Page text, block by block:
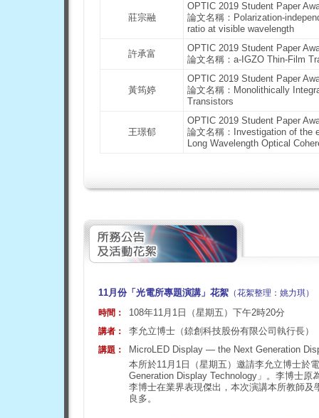
莊宗融
OPTIC 2019 Student Paper
論文名稱：Polarization-
ratio at visible wavelength
許承富
OPTIC 2019 Student Paper
論文名稱：a-IGZO Thin-Film
黃筠婷
OPTIC 2019 Student Paper
論文名稱：Monolithically
Transistors
王璟郁
OPTIC 2019 Student Paper
論文名稱：Investigation of the
Long Wavelength Optical
11月份「光電所專題演講」花絮 （花絮整理：姚力琪）
時間：
108年11月1日（星期五）下午2時20分
講者： 李允立博士（錼創科技股份有限公司執行長）
講題：
MicroLED Display — the Next Generation
本所於11月1日（星期五）邀請李允立博士於
Generation Display Technology」。李博士
李博士在業界表現傑出，本次演講本所教師
良多。